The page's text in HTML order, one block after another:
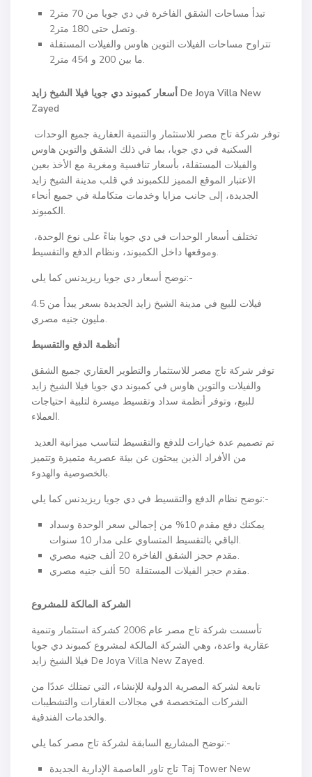
تبدأ مساحات الشقق الفاخرة في دي جويا من 70 متر2
وتصل حتى 180 متر2.
تتراوح مساحات الفيلات التوين هاوس والفيلات المستقلة
ما بين 200 و 454 متر2.
أسعار كمبوند دي جويا فيلا الشيخ زايدDe Joya Villa New
Zayed
السكنية في دي جويا، بما في ذلك الشقق والتوين هاوس
والفيلات المستقلة، بأسعار تنافسية ومغرية مع الأخذ بعين
الاعتبار الموقع المميز للكمبوند في قلب مدينة الشيخ زايد
الجديدة، إلى جانب مزايا وخدمات متكاملة في جميع أنحاء
الكمبوند.
وموقعها داخل الكمبوند، ونظام الدفع والتقسيط.
نوضح أسعار دي جويا ريزيدنس كما يلي:-
فيلات للبيع في مدينة الشيخ زايد الجديدة بسعر يبدأ من 4.5
مليون جنيه مصري.
أنظمة الدفع والتقسيط
توفر شركة تاج مصر للاستثمار والتطوير العقاري جميع الشقق
والفيلات والتوين هاوس في كمبوند دي جويا فيلا الشيخ زايد
للبيع، وتوفر أنظمة سداد وتقسيط ميسرة لتلبية احتياجات
العملاء.
من الأفراد الذين يبحثون عن بيئة عصرية متميزة وتتميز
بالخصوصية والهدوء.
نوضح نظام الدفع والتقسيط في دي جويا ريزيدنس كما يلي:-
يمكنك دفع مقدم 10% من إجمالي سعر الوحدة وسداد
الباقي بالتقسيط المتساوي على مدار 10 سنوات.
مقدم حجز الشقق الفاخرة 20 ألف جنيه مصري.
مقدم حجز الفيلات المستقلة 50 ألف جنيه مصري.
الشركة المالكة للمشروع
تأسست شركة تاج مصر عام 2006 كشركة استثمار وتنمية
عقارية واعدة، وهي الشركة المالكة لمشروع كمبوند دي جويا
فيلا الشيخ زايد De Joya Villa New Zayed.
تابعة لشركة المصرية الدولية للإنشاء، التي تمتلك عددًا من
الشركات المتخصصة في مجالات العقارات والتشطيبات
والخدمات الفندقية.
نوضح المشاريع السابقة لشركة تاج مصر كما يلي:-
تاج تاور العاصمة الإدارية الجديدة Taj Tower New